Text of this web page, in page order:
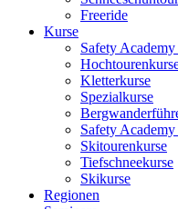
Freeride
Kurse
Safety
Kletterkurse
Spezialkurse
Safety
Skitourenkurse
Tiefschneekurse
Skikurse
Regionen